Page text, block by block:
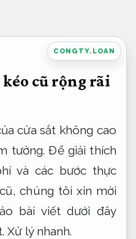
CONGTY.LOAN
cũ rộng rãi
cửa sắt không cao
tưởng. Để giải thích
và các bước thực
chúng tôi xin mời
bài viết dưới đây
Xử lý nhanh.